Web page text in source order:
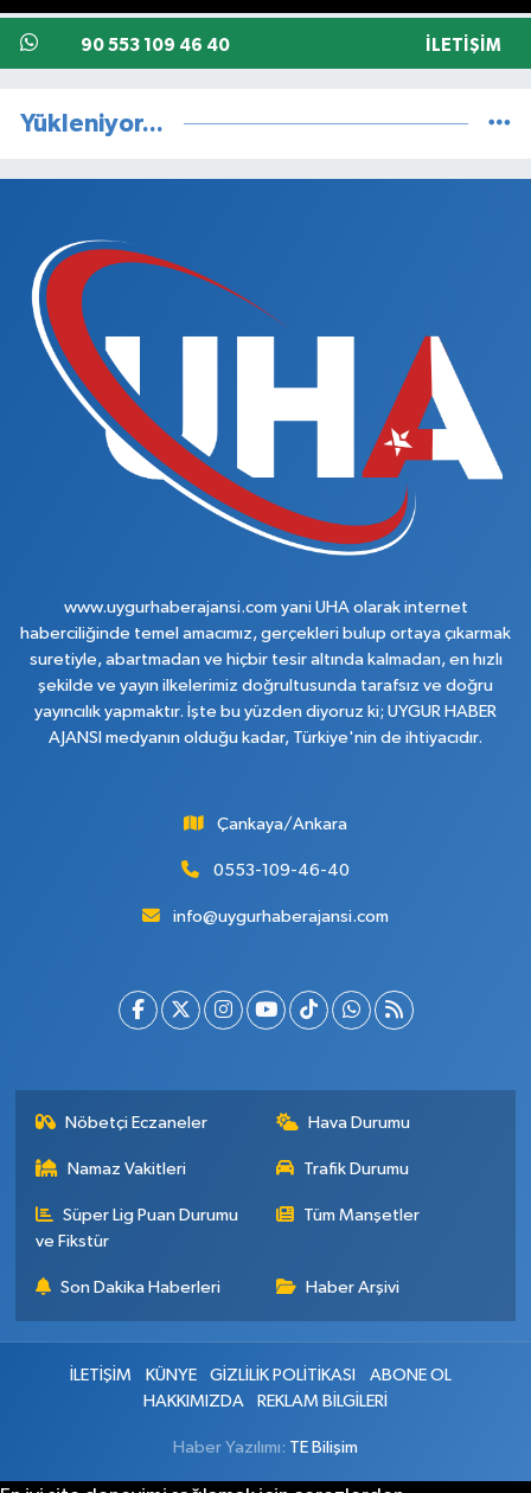
90 553 109 46 40 İLETIŞIM
Yükleniyor...
www.uygurhaberajansi.com yani UHA olarak internet
haberciliğinde temel amacımız, gerçekleri bulup ortaya çıkarmak
suretiyle, abartmadan ve hiçbir tesir altında kalmadan, en hızlı
şekilde ve yayın ilkelerimiz doğrultusunda tarafsız ve doğru
yayıncılık yapmaktır. İşte bu yüzden diyoruz ki; UYGUR HABER
AJANSI medyanın olduğu kadar, Türkiye'nin de ihtiyacıdır.
Çankaya/Ankara
0553-109-46-40
info@uygurhaberajansi.com
Nöbetçi Eczaneler Hava Durumu
Namaz Vakitleri Trafik Durumu
Süper Lig Puan Durumu
ve Fikstür
Tüm Manşetler
Son Dakika Haberleri Haber Arşivi
İLETİŞİM KÜNYE GİZLİLİK POLİTİKASI
ABONE OL
HAKKIMIZDA
REKLAM BİLGİLERİ
Haber Yazılımı: TE Bilişim